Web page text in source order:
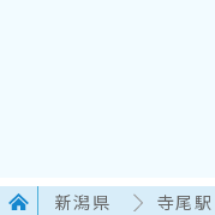
新潟県 寺尾駅